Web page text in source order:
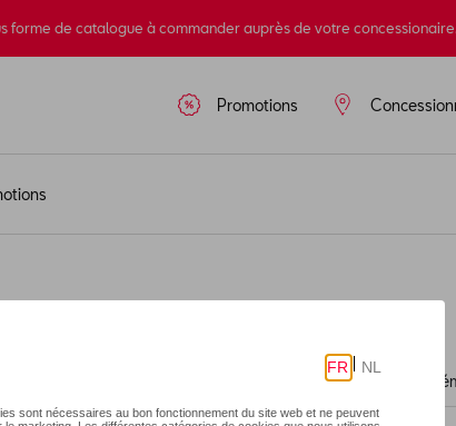
forme de catalogue à commander auprès de votre
Promotions
Nombre